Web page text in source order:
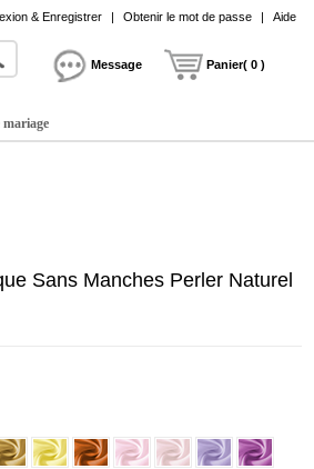
& Enregistrer | Obtenir le mot de passe | Aide
Message Panier( 0 )
mariage
Sans Manches Perler Naturel